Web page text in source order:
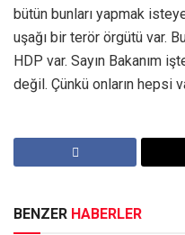
bütün bunları yapmak
uşağı bir terör örgütü var.
HDP var. Sayın Bakanım
değil. Çünkü onların hepsi
BENZER HABERLER